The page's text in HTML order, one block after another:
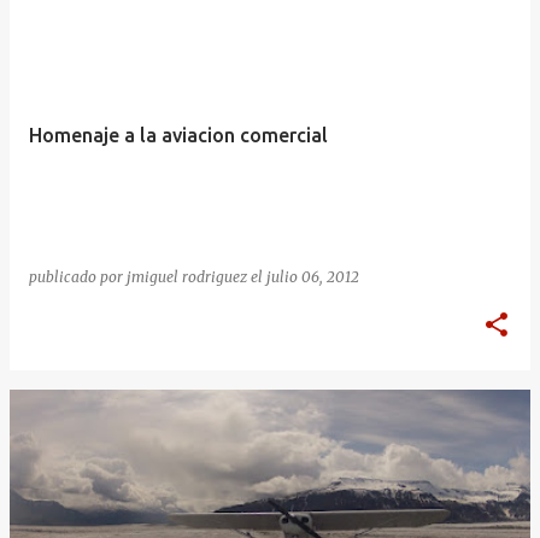
Homenaje a la aviacion comercial
publicado por jmiguel rodriguez el julio 06, 2012